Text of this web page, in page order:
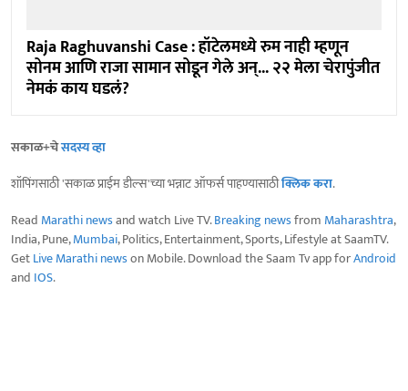
Raja Raghuvanshi Case : हॉटेलमध्ये रुम नाही म्हणून
सोनम आणि राजा सामान सोडून गेले अन्... २२ मेला चेरापुंजीत
नेमकं काय घडलं?
सकाळ+चेसदस्य व्हा
शॉपिंगसाठी 'सकाळ प्राईम डील्स'च्या भन्नाट ऑफर्स पाहण्यासाठीक्लिक करा.
Read Marathi newsand watch Live TV.Breaking newsfrom Maharashtra,
India, Pune,Mumbai, Politics, Entertainment, Sports, Lifestyle at SaamTV.
GetLive Marathi newson Mobile. Download the Saam Tv app forAndroid
and IOS.